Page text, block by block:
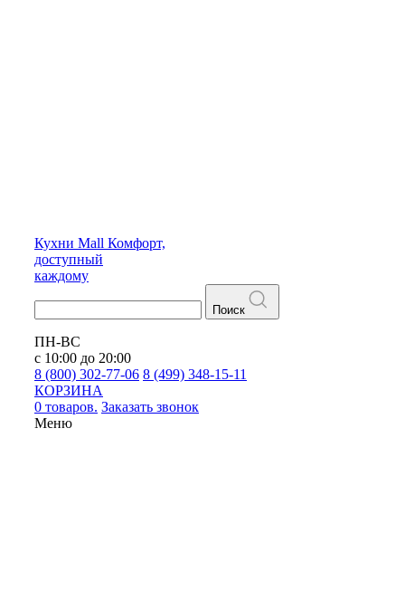
Кухни Mall Комфорт,
доступный
каждому
Поиск
ПН-ВС
с 10:00 до 20:00
8 (800) 302-77-06 8 (499) 348-15-11
КОРЗИНА
0 товаров. Заказать звонок
Меню